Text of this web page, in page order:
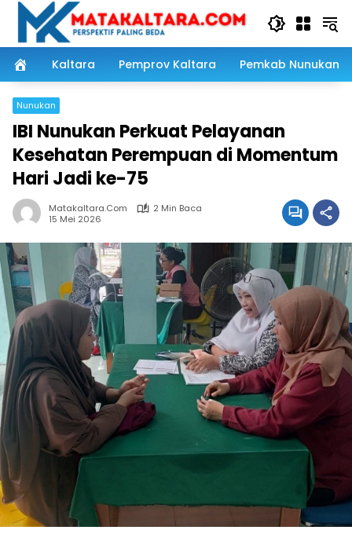
Langsung
konten
Kaltara
Pemprov Kaltara Pemkab Nunukan
Nunukan
IBI Nunukan Perkuat Pelayanan
Kesehatan Perempuan di Momentum
Hari Jadi ke-75
Matakaltara.com
2 Min Baca
15 Mei 2026